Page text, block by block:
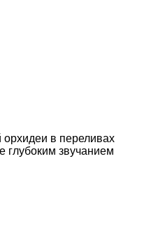
орхидеи в переливах
глубоким звучанием